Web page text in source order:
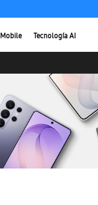
Mobile Tecnología AI